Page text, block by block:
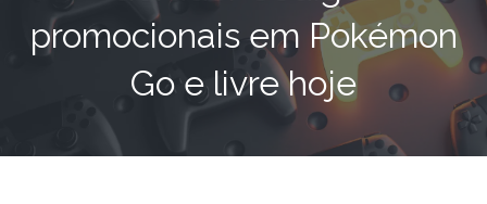
promocionais em Pokémon
Go e livre hoje